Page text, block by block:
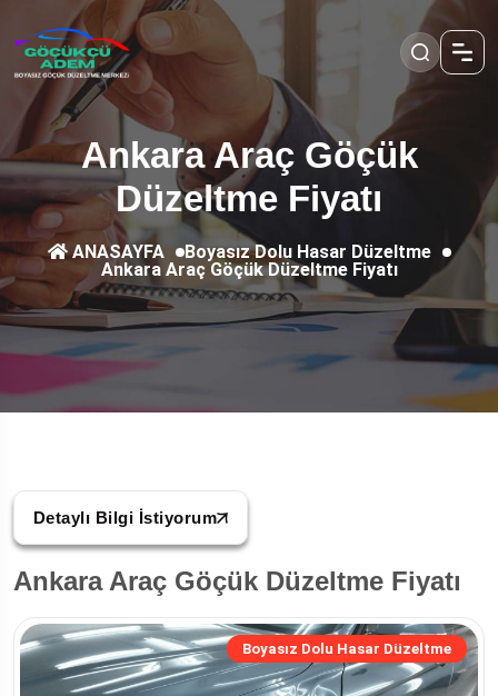
Ankara Araç Göçük
Düzeltme Fiyatı
ANASAYFA
Boyasız Dolu Hasar Düzeltme
Ankara Araç Göçük Düzeltme Fiyatı
Detaylı Bilgi İstiyorum
Ankara Araç Göçük Düzeltme Fiyatı
Boyasız Dolu Hasar Düzeltme